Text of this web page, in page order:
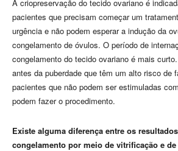
A criopreservação do tecido ovariano é
pacientes que precisam começar um
urgência e não podem esperar a indução da
congelamento de óvulos. O período de
congelamento do tecido ovariano é mais
antes da puberdade que têm um alto risco de
pacientes que não podem ser estimuladas
podem fazer o procedimento.
Existe alguma diferença entre os
congelamento por meio de vitrificação e